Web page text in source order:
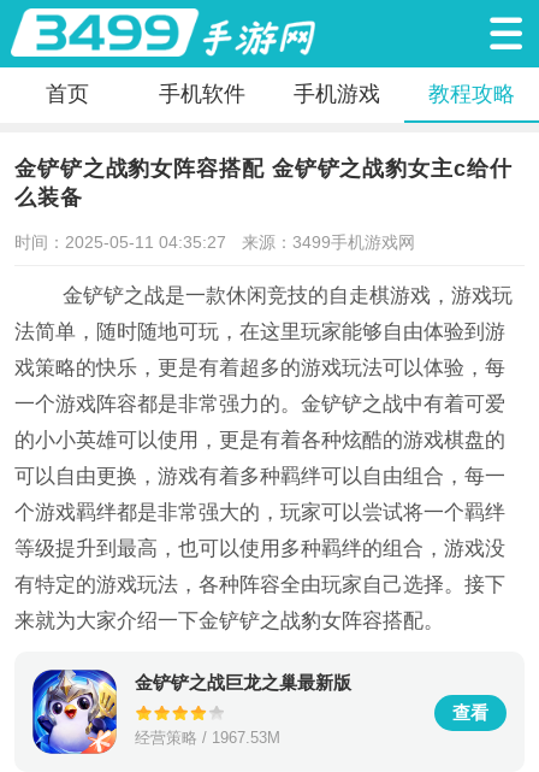
首页 手机软件 手机游戏 教程攻略
金铲铲之战豹女阵容搭配 金铲铲之战豹女主c给什
么装备
时间：2025-05-11 04:35:27 来源：3499手机游戏网
金铲铲之战是一款休闲竞技的自走棋游戏，游戏玩
法简单，随时随地可玩，在这里玩家能够自由体验到游
戏策略的快乐，更是有着超多的游戏玩法可以体验，每
一个游戏阵容都是非常强力的。金铲铲之战中有着可爱
的小小英雄可以使用，更是有着各种炫酷的游戏棋盘的
可以自由更换，游戏有着多种羁绊可以自由组合，每一
个游戏羁绊都是非常强大的，玩家可以尝试将一个羁绊
等级提升到最高，也可以使用多种羁绊的组合，游戏没
有特定的游戏玩法，各种阵容全由玩家自己选择。接下
来就为大家介绍一下金铲铲之战豹女阵容搭配。
金铲铲之战巨龙之巢最新版
经营策略 / 1967.53M
查看